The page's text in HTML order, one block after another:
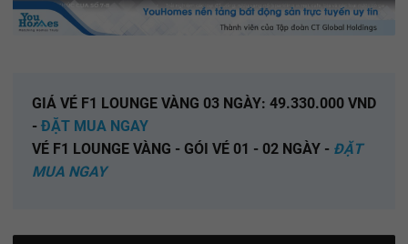
GIÁ VÉ F1 LOUNGE VÀNG 03 NGÀY: 49.330.000 VND
- ĐẶT MUA NGAY
VÉ F1 LOUNGE VÀNG - GÓI VÉ 01 - 02 NGÀY - ĐẶT
MUA NGAY